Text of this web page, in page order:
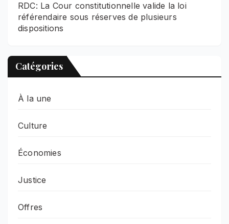
RDC: La Cour constitutionnelle valide la loi
référendaire sous réserves de plusieurs
dispositions
Catégories
À la une
Culture
Économies
Justice
Offres